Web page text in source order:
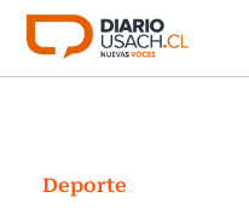
Click acá para ir
Investigación
Deporte